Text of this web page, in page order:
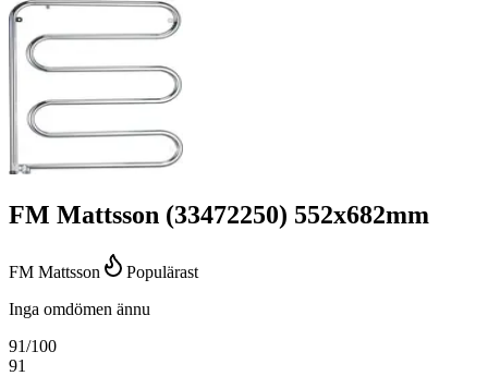
FM Mattsson (33472250) 552x682mm
FM Mattsson
Populärast
Inga omdömen ännu
91/100
91